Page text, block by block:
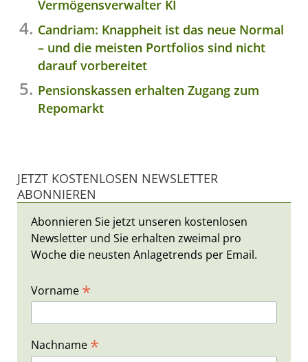
Vermögensverwalter KI
Candriam: Knappheit ist das neue Normal
– und die meisten Portfolios sind nicht
darauf vorbereitet
Pensionskassen erhalten Zugang zum
Repomarkt
JETZT KOSTENLOSEN NEWSLETTER
ABONNIEREN
Abonnieren Sie jetzt unseren kostenlosen
Newsletter und Sie erhalten zweimal pro
Woche die neusten Anlagetrends per Email.
Vorname *
Nachname *